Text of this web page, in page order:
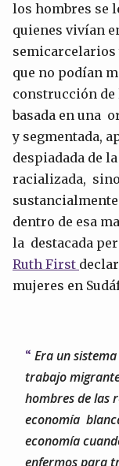
los hombres se
quienes vivían
semicarcelarios
que no podían
construcción de
basada en una
y segmentada,
despiadada de
racializada,
dentro de esa
la destacada
Ruth First
mujeres en
Era un
trabajo
hombres de las
economía
economía
enfermos para